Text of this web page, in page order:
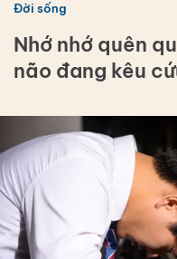
Đời sống
Nhớ nhớ quên
não đang kêu